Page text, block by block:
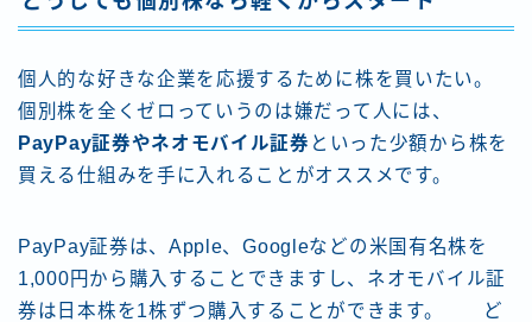
個人的な好きな企業を応援するために株を買いたい。
個別株を全くゼロっていうのは嫌だって人には、
PayPay証券やネオモバイル証券 といった少額から株を
買える仕組みを手に入れることがオススメです。
PayPay証券は、Apple、Googleなどの米国有名株を
1,000円から購入することできますし、ネオモバイル証
券は日本株を1株ずつ購入することができます。 ど